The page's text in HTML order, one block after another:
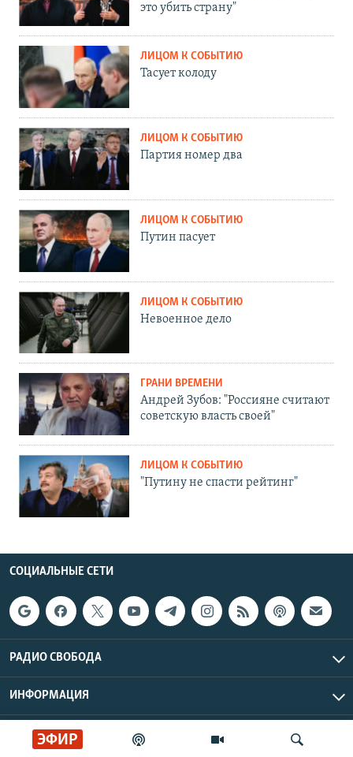
ЭФИР
это убить страну"
ЛИЦОМ К СОБЫТИЮ
Тасует колоду
ЛИЦОМ К СОБЫТИЮ
Партия номер два
ЛИЦОМ К СОБЫТИЮ
Путин пасует
ЛИЦОМ К СОБЫТИЮ
Невоенное дело
ГРАНИ ВРЕМЕНИ
Андрей Зубов: "Россияне считают
советскую власть своей"
ЛИЦОМ К СОБЫТИЮ
"Путину не спасти рейтинг"
СОЦИАЛЬНЫЕ СЕТИ
РАДИО СВОБОДА
ИНФОРМАЦИЯ
Радио Свобода © 2026 RFE/RL, Inc. | Все права защищены.